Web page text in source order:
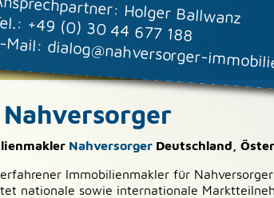
Holger Ballwanz
+49 (0) 30 44 677 188
Mail:dialog@nahversorger-
Nahversorger Deutschland,
Immobilienmakler für
nationale sowie internationale